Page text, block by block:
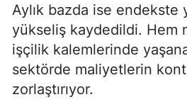
Aylık bazda ise endekste
yükseliş kaydedildi. Hem
işçilik kalemlerinde
sektörde maliyetlerin
zorlaştırıyor.